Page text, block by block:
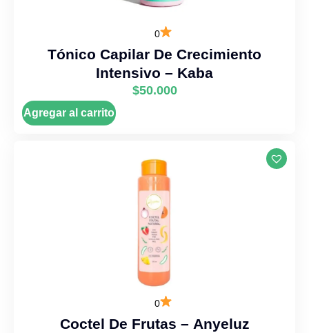
0
Tónico Capilar De Crecimiento
Intensivo – Kaba
$50.000
Agregar al carrito
0
Coctel De Frutas – Anyeluz